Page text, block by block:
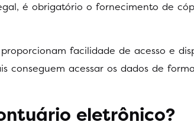
é obrigatório o fornecimento de
facilidade de acesso e
conseguem acessar os dados de
eletrônico?